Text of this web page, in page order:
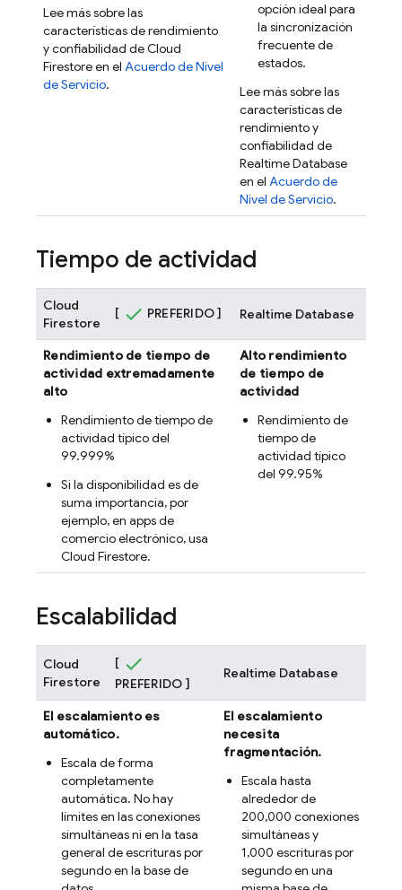
Lee más sobre las
características de rendimiento
y confiabilidad deCloud
Firestoreen el Acuerdo de Nivel
de Servicio.
opción ideal para
la sincronización
frecuente de
estados.
Lee más sobre las
características de
rendimiento y
confiabilidad de
Realtime Database
en el Acuerdo de
Nivel de Servicio.
Tiempo de actividad
Cloud
Firestore
[ PREFERIDO ] Realtime Database
Rendimiento de tiempo de
actividad extremadamente
alto
Rendimiento de tiempo de
actividad típico del
99.999%
Si la disponibilidad es de
suma importancia, por
ejemplo, en apps de
comercio electrónico, usa
Cloud Firestore.
Alto rendimiento
de tiempo de
actividad
Rendimiento de
tiempo de
actividad típico
del 99.95%
Escalabilidad
Cloud
Firestore
[
PREFERIDO ]
Realtime Database
El escalamiento es
automático.
Escala de forma
completamente
automática. No hay
límites en las conexiones
simultáneas ni en la tasa
general de escrituras por
segundo en la base de
El escalamiento
necesita
fragmentación.
Escala hasta
alrededor de
200,000 conexiones
simultáneas y
1,000 escrituras por
segundo en una